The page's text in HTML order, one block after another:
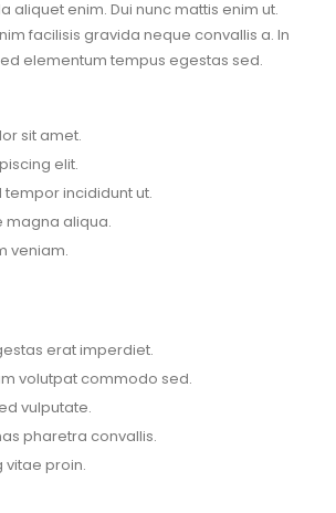
aliquet enim. Dui nunc mattis enim ut.
facilisis gravida neque convallis a. In
elementum tempus egestas sed.
sit amet.
elit.
incididunt ut.
magna aliqua.
veniam.
erat imperdiet.
volutpat commodo sed.
vulputate.
pharetra convallis.
vitae proin.